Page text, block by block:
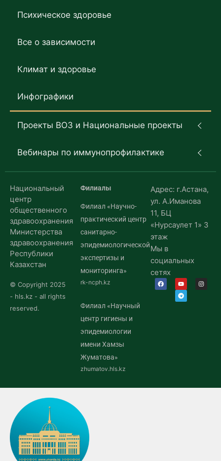
Психическое здоровье
Все о зависимости
Климат и здоровье
Инфографики
Проекты ВОЗ и Национальные проекты
Вебинары по иммунопрофилактике
Национальный
центр
общественного
здравоохранения
Министерства
здравоохранения
Республики
Казахстан
© Copyright 2025
- hls.kz - all rights
reserved.
Филиалы
Филиал «Научно-
практический центр
санитарно-
эпидемиологической
экспертизы и
мониторинга»
rk-ncph.kz
Филиал «Научный
центр гигиены и
эпидемиологии
имени Хамзы
Жуматова»
zhumatov.hls.kz
Адрес: г.Астана,
ул. А.Иманова
11, БЦ
«Нурсаулет 1» 3
этаж
Мы в
социальных
сетях